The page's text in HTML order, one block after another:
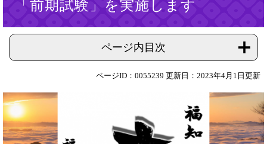
「前期試験」を実施します
ページ内目次
ページID：0055239 更新日：2023年4月1日更新